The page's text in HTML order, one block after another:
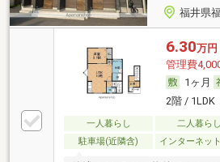
福井県
6.30万円
管理費
1ヶ月
2階 / 1LDK
一人暮らし 二人暮らし
駐車場(近隣含)
インターネッ